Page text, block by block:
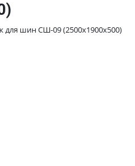
для шин СШ-09 (2500х1900х500)